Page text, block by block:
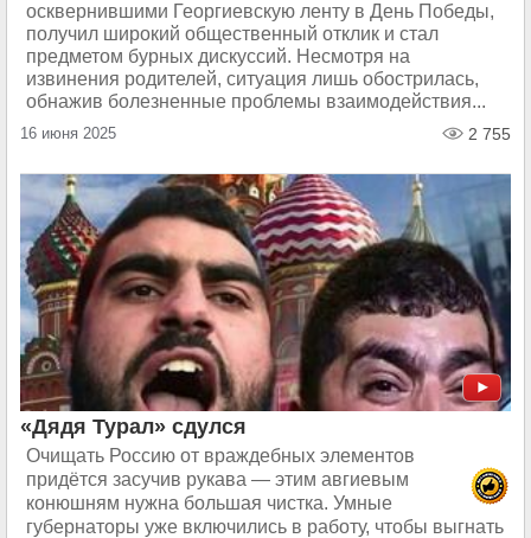
осквернившими Георгиевскую ленту в День Победы,
получил широкий общественный отклик и стал
предметом бурных дискуссий. Несмотря на
извинения родителей, ситуация лишь обострилась,
обнажив болезненные проблемы взаимодействия...
16 июня 2025 2 755
«Дядя Турал» сдулся
Очищать Россию от враждебных элементов
придётся засучив рукава — этим авгиевым
конюшням нужна большая чистка. Умные
губернаторы уже включились в работу, чтобы выгнать